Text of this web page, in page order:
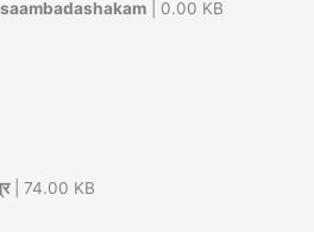
| 0.00 KB
| 74.00 KB